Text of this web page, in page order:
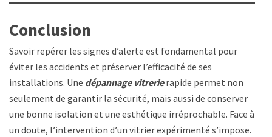
Conclusion
Savoir repérer les signes d’alerte est fondamental pour
éviter les accidents et préserver l’efficacité de ses
installations. Une dépannage vitrerierapide permet non
seulement de garantir la sécurité, mais aussi de conserver
une bonne isolation et une esthétique irréprochable. Face à
un doute, l’intervention d’un vitrier expérimenté s’impose.